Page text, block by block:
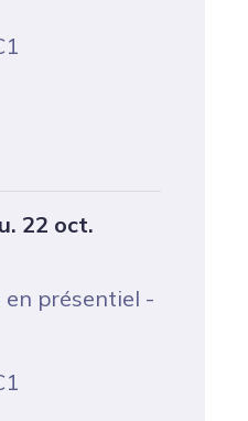
22 oct.
en présentiel -